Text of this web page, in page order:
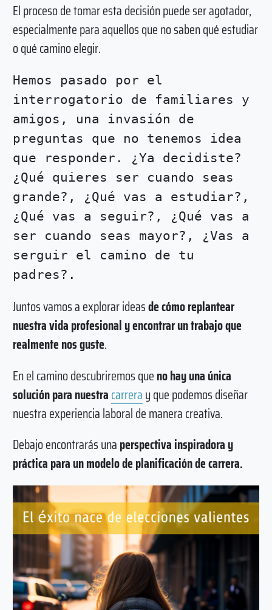
El proceso de tomar esta decisión puede ser agotador,
especialmente para aquellos que no saben qué estudiar
o qué camino elegir.
Hemos pasado por el
interrogatorio de familiares y
amigos, una invasión de
preguntas que no tenemos idea
que responder. ¿Ya decidiste?
¿Qué quieres ser cuando seas
grande?, ¿Qué vas a estudiar?,
¿Qué vas a seguir?, ¿Qué vas a
ser cuando seas mayor?, ¿Vas a
serguir el camino de tu
padres?.
Juntos vamos a explorar ideasde cómo replantear
nuestra vida profesional y encontrar un trabajo que
realmente nos guste.
En el camino descubriremos queno hay una única
solución para nuestracarreray que podemos diseñar
nuestra experiencia laboral de manera creativa.
Debajo encontrarás unaperspectiva inspiradora y
práctica para un modelo de planificación de carrera.